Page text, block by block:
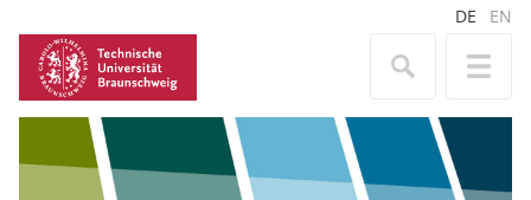
DE EN